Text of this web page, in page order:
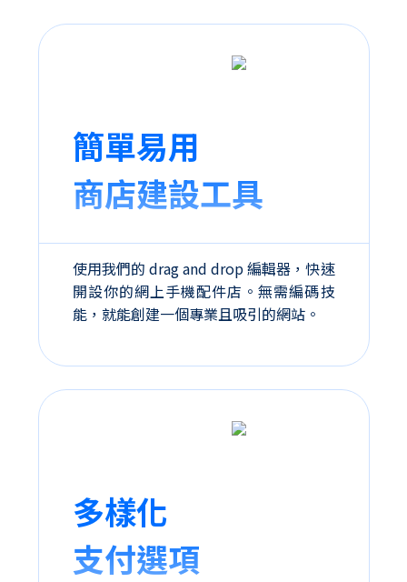
簡單易用
商店建設工具
使用我們的 drag and drop 編輯器，快速
開設你的網上手機配件店。無需編碼技
能，就能創建一個專業且吸引的網站。
多樣化
支付選項